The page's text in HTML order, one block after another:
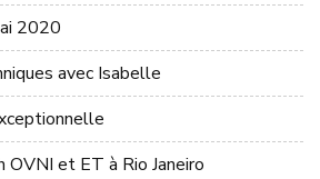
2020
avec Isabelle
OVNI et ET à Rio Janeiro